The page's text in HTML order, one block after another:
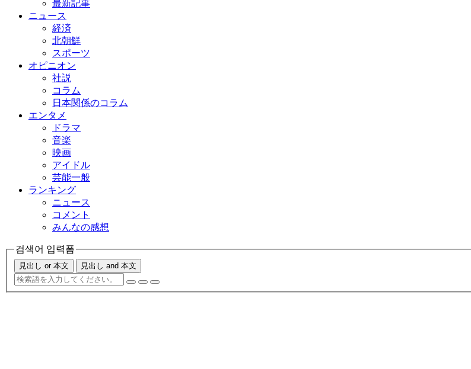
最新記事
ニュース
経済
北朝鮮
スポーツ
オピニオン
社説
コラム
日本関係のコラム
エンタメ
ドラマ
音楽
映画
アイドル
芸能一般
ランキング
ニュース
コメント
みんなの感想
검색어 입력폼
見出し or 本文 見出し and 本文